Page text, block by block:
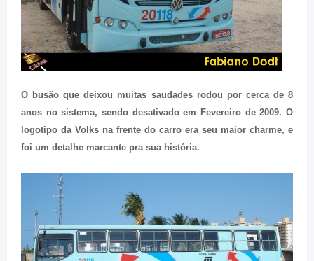
O busão que deixou muitas saudades rodou por cerca de 8
anos no sistema, sendo desativado em Fevereiro de 2009. O
logotipo da Volks na frente do carro era seu maior charme, e
foi um detalhe marcante pra sua história.